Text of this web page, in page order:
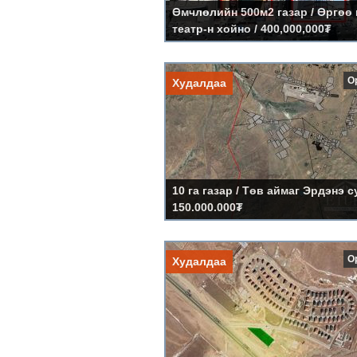
Өмчлөлийн 500м2 газар / Өргөө
театр-н хойно / 400,000,000₮
10 га газар / Төв аймаг
Үнэ:
150.000.000₮
Код:
LS352
10 га газар / Төв аймаг Эрдэнэ
150.000.000₮
Худалдаа
5000м2 газар / Хонхор
Үнэ:220.000.000₮
Код:LS351
Худалдаа